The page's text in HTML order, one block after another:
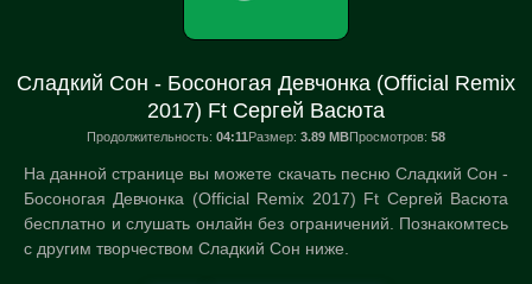
Сладкий Сон - Босоногая Девчонка (Official Remix
2017) Ft Сергей Васюта
Продолжительность: 04:11Размер: 3.89 MBПросмотров: 58
На данной странице вы можете скачать песню Сладкий Сон -
Босоногая Девчонка (Official Remix 2017) Ft Сергей Васюта
бесплатно и слушать онлайн без ограничений. Познакомтесь
с другим творчеством Сладкий Сон ниже.